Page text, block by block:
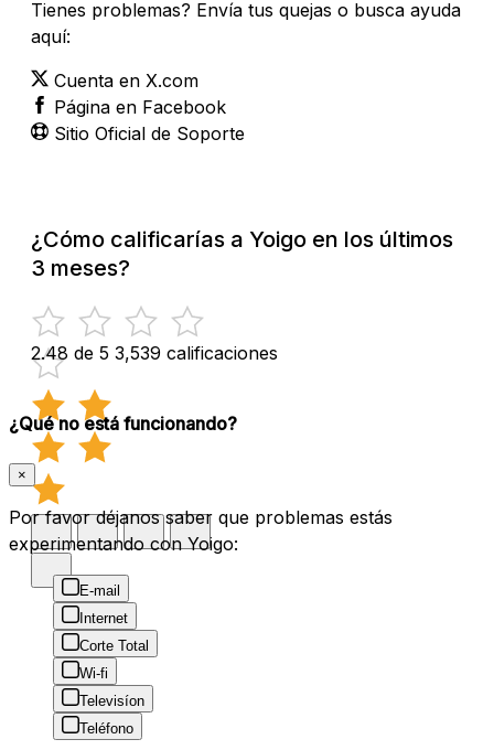
Tienes problemas? Envía tus quejas o busca ayuda
aquí:
Cuenta en X.com
Página en Facebook
Sitio Oficial de Soporte
¿Cómo calificarías a Yoigo en los últimos
3 meses?
2.48 de 5 3,539 calificaciones
¿Qué no está funcionando?
×
Por favor déjanos saber que problemas estás
experimentando con Yoigo:
E-mail
Internet
Corte Total
Wi-fi
Televisíon
Teléfono